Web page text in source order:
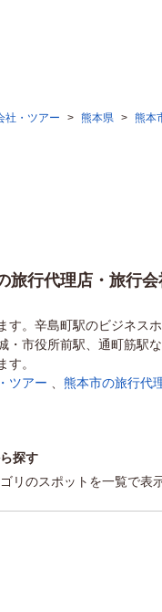
社・ツアー > 熊本県 > 熊本
旅行代理店・旅行
す。辛島町駅のビジネス
・市役所前駅、通町筋駅
。
ツアー
熊本市の旅行代
探す
リのスポットを一覧で表